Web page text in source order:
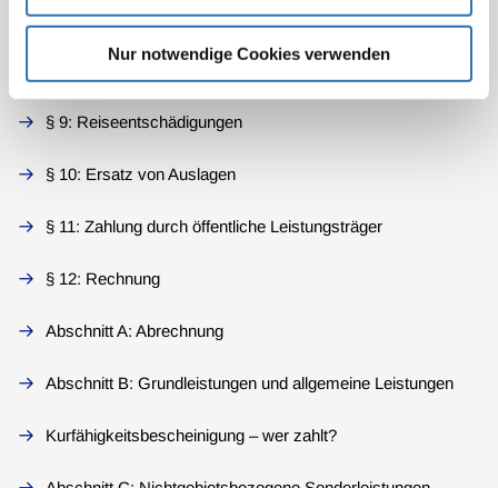
Nur notwendige Cookies verwenden
§ 7: Entschädigungen
§ 9: Reiseentschädigungen
§ 10: Ersatz von Auslagen
§ 11: Zahlung durch öffentliche Leistungsträger
§ 12: Rechnung
Abschnitt A: Abrechnung
Abschnitt B: Grundleistungen und allgemeine Leistungen
Kurfähigkeitsbescheinigung – wer zahlt?